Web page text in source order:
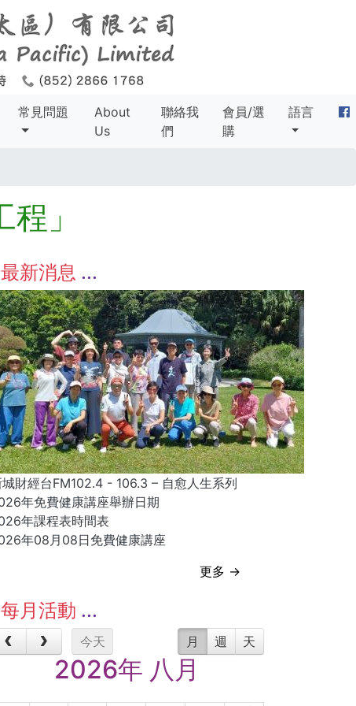
常見問題
About
Us
聯絡我
們
會員/選
購
語言
」
最新消息
城財經台FM102.4 - 106.3 – 自愈人生系列
年免費健康講座舉辦日期
年課程表時間表
年08月08日免費健康講座
更多 →
每月活動
今天 月 週 天
2026年 八月